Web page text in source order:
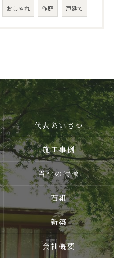
おしゃれ 作庭 戸建て
代表あいさつ
施工事例
当社の特徴
石組
新築
会社概要